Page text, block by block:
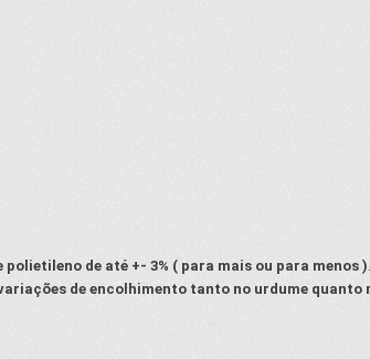
de até +- 3% ( para mais ou para menos
de encolhimento tanto no urdume